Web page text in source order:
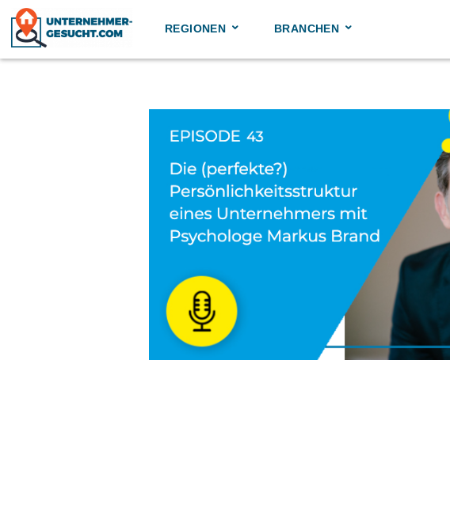
Skip
content
REGIONEN BRANCHEN